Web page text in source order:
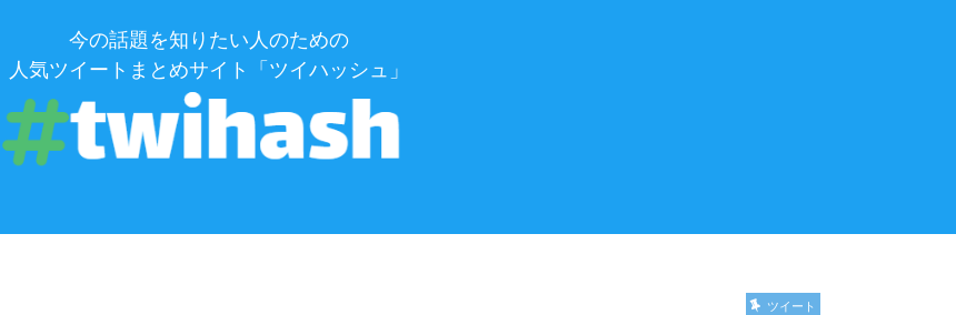
今の話題を知りたい人のための
人気ツイートまとめサイト「ツイハッシュ」
ツイート